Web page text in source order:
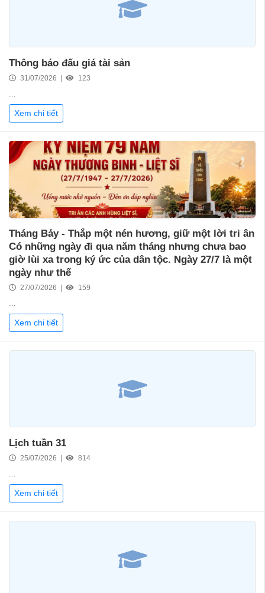
Thông báo đấu giá tài sản
31/07/2026 | 123
...
Xem chi tiết
Tháng Bảy - Thắp một nén hương, giữ một lời tri ân
Có những ngày đi qua năm tháng nhưng chưa bao
giờ lùi xa trong ký ức của dân tộc. Ngày 27/7 là một
ngày như thế
27/07/2026 | 159
...
Xem chi tiết
Lịch tuần 31
25/07/2026 | 814
...
Xem chi tiết